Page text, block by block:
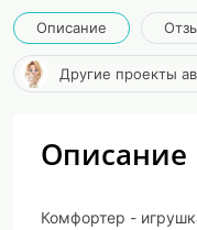
Описание
Другие проекты
Описание
Комфортер -